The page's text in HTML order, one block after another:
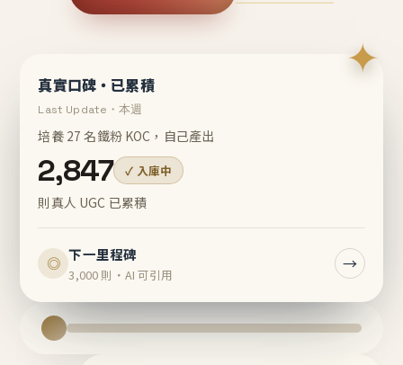
✦
真實口碑・已累積
Last Update・本週
培養 27 名鐵粉 KOC，自己產出
2,847 ✓ 入庫中
則真人 UGC 已累積
◎ 下一里程碑
3,000 則・AI 可引用
→